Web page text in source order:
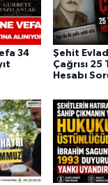
34
Şehit
Çağrısı 25
Hesabı